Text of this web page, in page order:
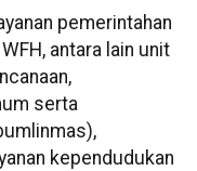
pemerintahan
antara lain unit
serta
kependudukan